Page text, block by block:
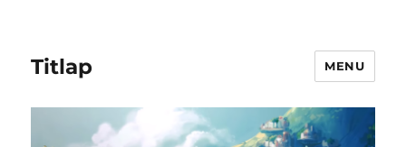
Titlap MENU